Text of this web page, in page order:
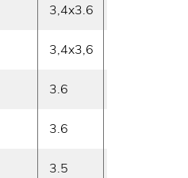
3,4x3.6
3,4x3,6
3.6
3.6
3.5